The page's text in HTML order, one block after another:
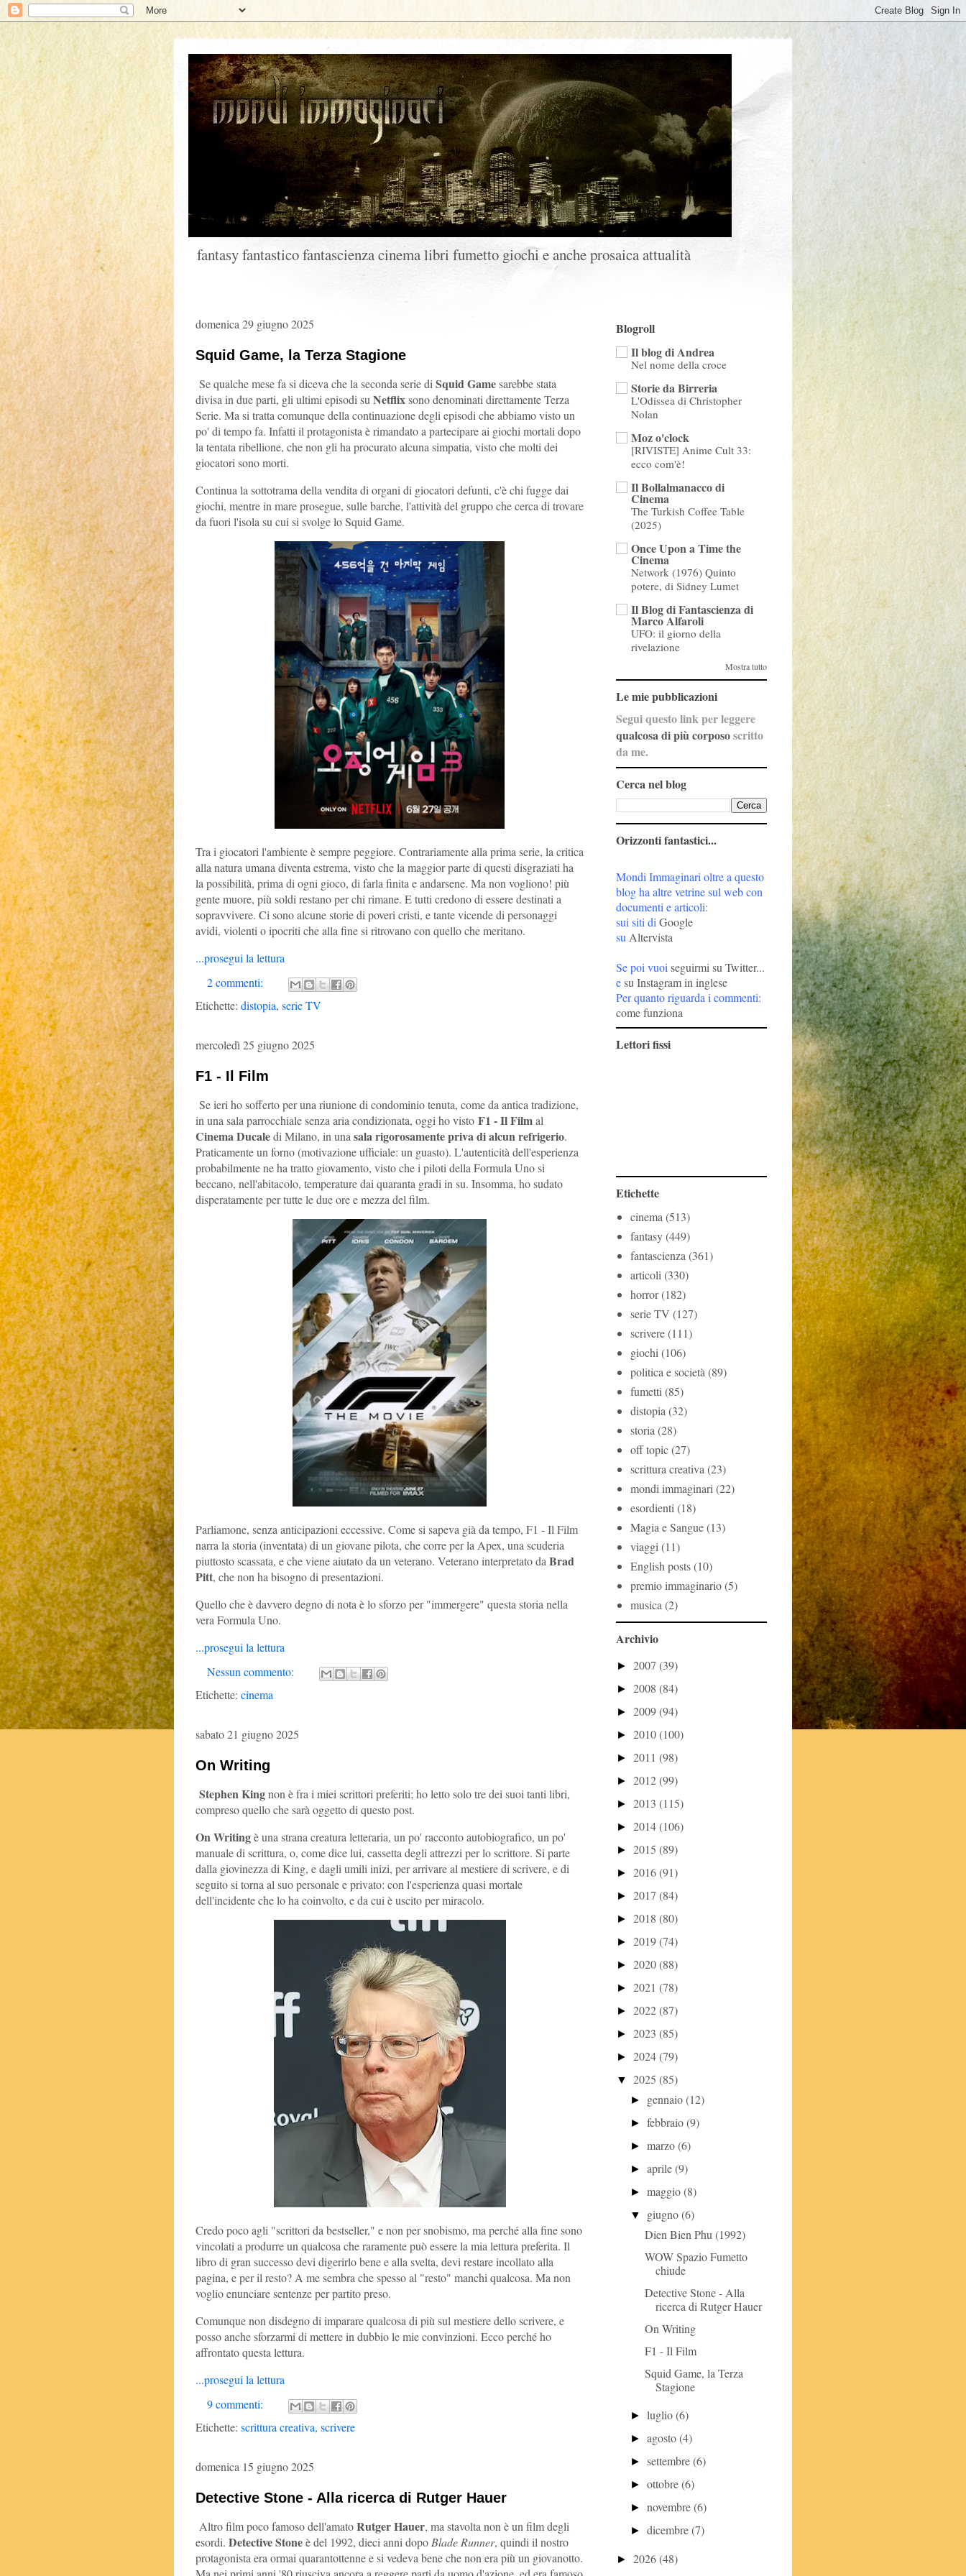
fantasy fantastico fantascienza cinema libri fumetto giochi e anche prosaica attualità
domenica 29 giugno 2025
Squid Game, la Terza Stagione
Se qualche mese fa si diceva che la seconda serie diSquid Gamesarebbe stata
divisa in due parti, gli ultimi episodi suNetflixsono denominati direttamente Terza
Serie. Ma si tratta comunque della continuazione degli episodi che abbiamo visto un
po' di tempo fa. Infatti il protagonista è rimandato a partecipare ai giochi mortali dopo
la tentata ribellione, che non gli ha procurato alcuna simpatia, visto che molti dei
giocatori sono morti.
Continua la sottotrama della vendita di organi di giocatori defunti, c'è chi fugge dai
giochi, mentre in mare prosegue, sulle barche, l'attività del gruppo che cerca di trovare
da fuori l'isola su cui si svolge lo Squid Game.
Tra i giocatori l'ambiente è sempre peggiore. Contrariamente alla prima serie, la critica
alla natura umana diventa estrema, visto che la maggior parte di questi disgraziati ha
la possibilità, prima di ogni gioco, di farla finita e andarsene. Ma non vogliono! più
gente muore, più soldi restano per chi rimane. E tutti credono di essere destinati a
sopravvivere. Ci sono alcune storie di poveri cristi, e tante vicende di personaggi
avidi, violenti o ipocriti che alla fine si ritrovano con quello che meritano.
...prosegui la lettura
2 commenti:
Etichette: distopia, serie TV
mercoledì 25 giugno 2025
F1 - Il Film
Se ieri ho sofferto per una riunione di condominio tenuta, come da antica tradizione,
in una sala parrocchiale senza aria condizionata, oggi ho visto F1 - Il Filmal
Cinema Ducaledi Milano, in unasala rigorosamente priva di alcun refrigerio.
Praticamente un forno (motivazione ufficiale: un guasto). L'autenticità dell'esperienza
probabilmente ne ha tratto giovamento, visto che i piloti della Formula Uno si
beccano, nell'abitacolo, temperature dai quaranta gradi in su. Insomma, ho sudato
disperatamente per tutte le due ore e mezza del film.
Parliamone, senza anticipazioni eccessive. Come si sapeva già da tempo, F1 - Il Film
narra la storia (inventata) di un giovane pilota, che corre per la Apex, una scuderia
piuttosto scassata, e che viene aiutato da un veterano. Veterano interpretato daBrad
Pitt, che non ha bisogno di presentazioni.
Quello che è davvero degno di nota è lo sforzo per "immergere" questa storia nella
vera Formula Uno.
...prosegui la lettura
Nessun commento:
Etichette: cinema
sabato 21 giugno 2025
On Writing
Stephen Kingnon è fra i miei scrittori preferiti; ho letto solo tre dei suoi tanti libri,
compreso quello che sarà oggetto di questo post.
On Writingè una strana creatura letteraria, un po' racconto autobiografico, un po'
manuale di scrittura, o, come dice lui, cassetta degli attrezzi per lo scrittore. Si parte
dalla giovinezza di King, e dagli umili inizi, per arrivare al mestiere di scrivere, e di
seguito si torna al suo personale e privato: con l'esperienza quasi mortale
dell'incidente che lo ha coinvolto, e da cui è uscito per miracolo.
Credo poco agli "scrittori da bestseller," e non per snobismo, ma perché alla fine sono
vincolati a produrre un qualcosa che raramente può essere la mia lettura preferita. Il
libro di gran successo devi digerirlo bene e alla svelta, devi restare incollato alla
pagina, e per il resto? A me sembra che spesso al "resto" manchi qualcosa. Ma non
voglio enunciare sentenze per partito preso.
Comunque non disdegno di imparare qualcosa di più sul mestiere dello scrivere, e
posso anche sforzarmi di mettere in dubbio le mie convinzioni. Ecco perché ho
affrontato questa lettura.
...prosegui la lettura
9 commenti:
Etichette: scrittura creativa, scrivere
domenica 15 giugno 2025
Detective Stone - Alla ricerca di Rutger Hauer
Altro film poco famoso dell'amatoRutger Hauer, ma stavolta non è un film degli
esordi. Detective Stoneè del 1992, dieci anni dopoBlade Runner, quindi il nostro
protagonista era ormai quarantottenne e si vedeva bene che non era più un giovanotto.
Blogroll
Il blog di Andrea
Nel nome della croce
Storie da Birreria
L'Odissea di Christopher
Nolan
Moz o'clock
[RIVISTE] Anime Cult 33:
ecco com'è!
Il Bollalmanacco di
Cinema
The Turkish Coffee Table
(2025)
Once Upon a Time the
Cinema
Network (1976) Quinto
potere, di Sidney Lumet
Il Blog di Fantascienza di
Marco Alfaroli
UFO: il giorno della
rivelazione
Mostra tutto
Le mie pubblicazioni
Segui questo link per leggere
qualcosa di più corpososcritto
da me.
Cerca nel blog
Orizzonti fantastici...
Mondi Immaginari oltre a questo
blog ha altre vetrine sul web con
documenti e articoli:
sui siti diGoogle
suAltervista
Se poi vuoiseguirmi su Twitter...
esu Instagram in inglese
Per quanto riguarda i commenti:
come funziona
Lettori fissi
Etichette
cinema(513)
fantasy(449)
fantascienza(361)
articoli(330)
horror(182)
serie TV (127)
scrivere(111)
giochi(106)
politica e società(89)
fumetti(85)
distopia(32)
storia(28)
off topic(27)
scrittura creativa(23)
mondi immaginari(22)
esordienti(18)
Magia e Sangue(13)
viaggi(11)
English posts(10)
premio immaginario(5)
musica(2)
Archivio
► 2007 (39)
► 2008 (84)
► 2009(94)
► 2010(100)
► 2011 (98)
► 2012(99)
► 2013 (115)
► 2014(106)
► 2015 (89)
► 2016(91)
► 2017 (84)
► 2018 (80)
► 2019(74)
► 2020(88)
► 2021 (78)
► 2022(87)
► 2023 (85)
► 2024(79)
▼ 2025 (85)
► gennaio(12)
►febbraio(9)
►marzo(6)
►aprile(9)
►maggio(8)
▼ giugno(6)
Dien Bien Phu (1992)
WOW Spazio Fumetto
chiude
Detective Stone - Alla
ricerca di Rutger Hauer
On Writing
F1 - Il Film
Squid Game, la Terza
Stagione
►luglio(6)
►agosto(4)
►settembre(6)
►ottobre(6)
►novembre(6)
►dicembre(7)
► 2026(48)